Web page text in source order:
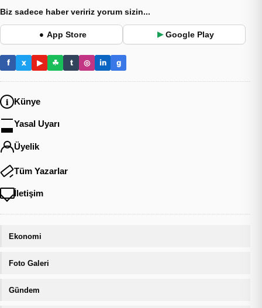
Biz sadece haber veririz yorum sizin...
● App Store ▶ Google Play
f x ▶ ☘ t ◎ in g
Künye
Yasal Uyarı
Üyelik
Tüm Yazarlar
İletişim
Ekonomi
Foto Galeri
Gündem